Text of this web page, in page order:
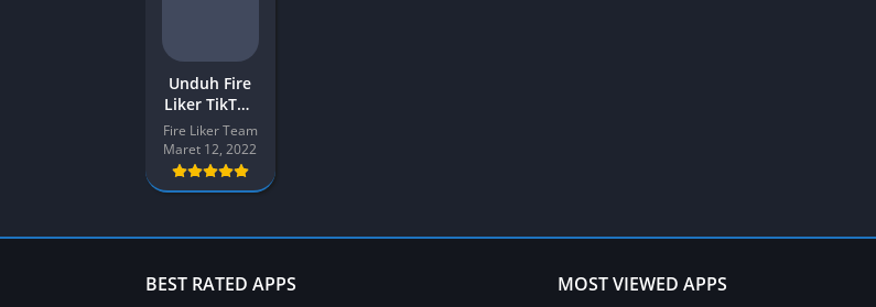
Unduh Fire
Liker TikTok
(Auto Liker)
APK untuk
Android
Fire Liker Team
Maret 12, 2022
BEST RATED APPS MOST VIEWED APPS